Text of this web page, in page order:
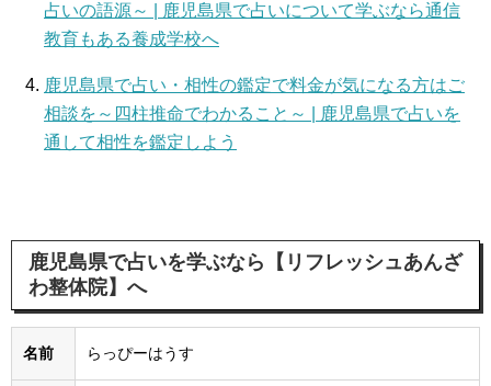
占いの語源～ | 鹿児島県で占いについて学ぶなら通信
教育もある養成学校へ
鹿児島県で占い・相性の鑑定で料金が気になる方はご
相談を～四柱推命でわかること～ | 鹿児島県で占いを
通して相性を鑑定しよう
鹿児島県で占いを学ぶなら【リフレッシュあんざ
わ整体院】へ
名前 らっぴーはうす